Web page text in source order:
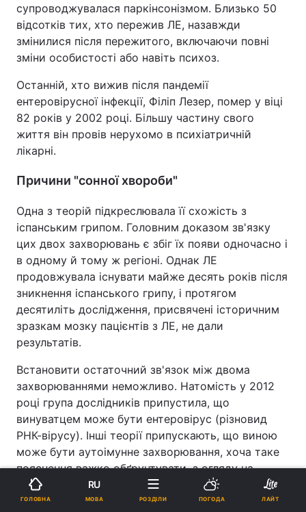
супроводжувалася паркінсонізмом. Близько 50
відсотків тих, хто пережив ЛЕ, назавжди
змінилися після пережитого, включаючи повні
зміни особистості або навіть психоз.
Останній, хто вижив після пандемії
ентеровірусної інфекції, Філіп Лезер, помер у віці
82 років у 2002 році. Більшу частину свого
життя він провів нерухомо в психіатричній
лікарні.
Причини "сонної хвороби"
Одна з теорій підкреслювала її схожість з
іспанським грипом. Головним доказом зв'язку
цих двох захворювань є збіг їх появи одночасно і
в одному й тому ж регіоні. Однак ЛЕ
продовжувала існувати майже десять років після
зникнення іспанського грипу, і протягом
десятиліть дослідження, присвячені історичним
зразкам мозку пацієнтів з ЛЕ, не дали
результатів.
Встановити остаточний зв'язок між двома
захворюваннями неможливо. Натомість у 2012
році група дослідників припустила, що
винуватцем може бути ентеровірус (різновид
РНК-вірусу). Інші теорії припускають, що виною
може бути аутоімунне захворювання, хоча таке
пояснення важко обґрунтувати, з огляду на
широке поширення хвороби.
Реклама
ГОЛОВНА
RU
МОВА РОЗДІЛИ ПОГОДА ЛАЙТ